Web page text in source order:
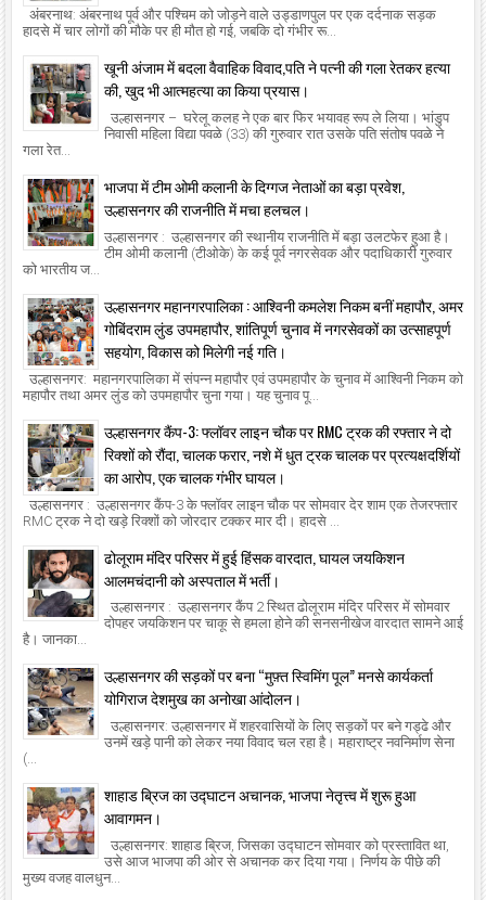
अंबरनाथ: अंबरनाथ पूर्व और पश्चिम को जोड़ने वाले उड्डाणपुल पर एक दर्दनाक सड़क
हादसे में चार लोगों की मौके पर ही मौत हो गई, जबकि दो गंभीर रू...
खूनी अंजाम में बदला वैवाहिक विवाद,पति ने पत्नी की गला रेतकर हत्या
की, खुद भी आत्महत्या का किया प्रयास।
उल्हासनगर – घरेलू कलह ने एक बार फिर भयावह रूप ले लिया। भांडुप
निवासी महिला विद्या पवळे (33) की गुरुवार रात उसके पति संतोष पवळे ने
गला रेत...
भाजपा में टीम ओमी कलानी के दिग्गज नेताओं का बड़ा प्रवेश,
उल्हासनगर की राजनीति में मचा हलचल।
उल्हासनगर : उल्हासनगर की स्थानीय राजनीति में बड़ा उलटफेर हुआ है।
टीम ओमी कलानी (टीओके) के कई पूर्व नगरसेवक और पदाधिकारी गुरुवार
को भारतीय ज...
उल्हासनगर महानगरपालिका : आश्विनी कमलेश निकम बनीं महापौर, अमर
गोबिंदराम लुंड उपमहापौर, शांतिपूर्ण चुनाव में नगरसेवकों का उत्साहपूर्ण
सहयोग, विकास को मिलेगी नई गति।
उल्हासनगर: महानगरपालिका में संपन्न महापौर एवं उपमहापौर के चुनाव में आश्विनी निकम को
महापौर तथा अमर लुंड को उपमहापौर चुना गया। यह चुनाव पू...
उल्हासनगर कैंप-3: फ्लॉवर लाइन चौक पर RMC ट्रक की रफ्तार ने दो
रिक्शों को रौंदा, चालक फरार, नशे में धुत ट्रक चालक पर प्रत्यक्षदर्शियों
का आरोप, एक चालक गंभीर घायल।
उल्हासनगर : उल्हासनगर कैंप-3 के फ्लॉवर लाइन चौक पर सोमवार देर शाम एक तेजरफ्तार
RMC ट्रक ने दो खड़े रिक्शों को जोरदार टक्कर मार दी। हादसे ...
ढोलूराम मंदिर परिसर में हुई हिंसक वारदात, घायल जयकिशन
आलमचंदानी को अस्पताल में भर्ती।
उल्हासनगर : उल्हासनगर कैंप 2 स्थित ढोलूराम मंदिर परिसर में सोमवार
दोपहर जयकिशन पर चाकू से हमला होने की सनसनीखेज वारदात सामने आई
है। जानका...
उल्हासनगर की सड़कों पर बना “मुफ़्त स्विमिंग पूल” मनसे कार्यकर्ता
योगिराज देशमुख का अनोखा आंदोलन।
उल्हासनगर: उल्हासनगर में शहरवासियों के लिए सड़कों पर बने गड्ढे और
उनमें खड़े पानी को लेकर नया विवाद चल रहा है। महाराष्ट्र नवनिर्माण सेना
(...
शाहाड ब्रिज का उद्घाटन अचानक, भाजपा नेतृत्त्व में शुरू हुआ
आवागमन।
उल्हासनगर: शाहाड ब्रिज, जिसका उद्घाटन सोमवार को प्रस्तावित था,
उसे आज भाजपा की ओर से अचानक कर दिया गया। निर्णय के पीछे की
मुख्य वजह वालधुन...